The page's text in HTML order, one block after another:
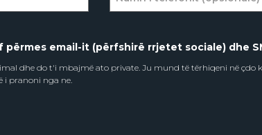
email-it (përfshirë rrjetet sociale) dhe
dhe do t'i mbajmë ato private. Ju mund të tërhiqeni në
i pranoni nga ne.